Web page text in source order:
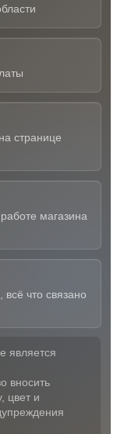
странице
магазина
что связано
является
вносить
цвет и